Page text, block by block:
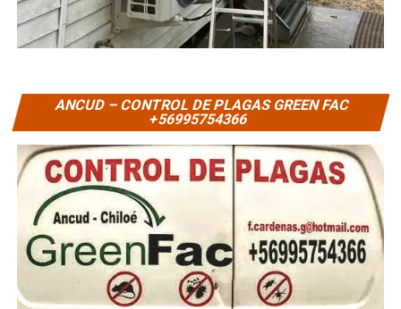
ANCUD – CONTROL DE PLAGAS GREEN FAC
+56995754366